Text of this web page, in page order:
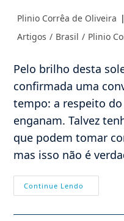
Autor
post:
Plinio Corrêa de Oliveira
Categoria
Artigos / Brasil / Plinio
Pelo brilho desta
confirmada uma
tempo: a respeito
enganam. Talvez
que podem tomar
mas isso não é
Continue Lendo